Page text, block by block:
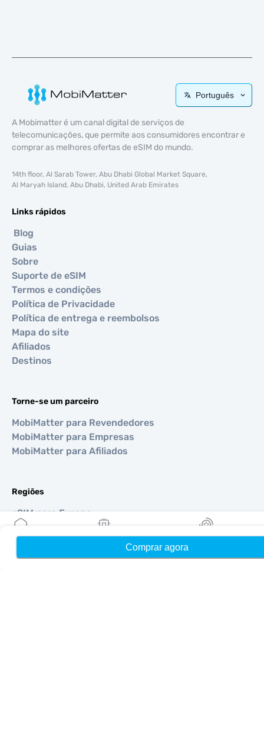
Comprar agora
Português
A Mobimatter é um canal digital de serviços de
telecomunicações, que permite aos consumidores encontrar e
comprar as melhores ofertas de eSIM do mundo.
14th floor, Al Sarab Tower, Abu Dhabi Global Market Square,
Al Maryah Island, Abu Dhabi, United Arab Emirates
Links rápidos
Blog
Guias
Sobre
Suporte de eSIM
Termos e condições
Política de Privacidade
Política de entrega e reembolsos
Mapa do site
Afiliados
Destinos
Torne-se um parceiro
MobiMatter para Revendedores
MobiMatter para Empresas
MobiMatter para Afiliados
Regiões
eSIM para Europa
eSIM para Ásia
eSIM para Américas
eSIM para Oriente Médio
Meus eSIMs Recompensas